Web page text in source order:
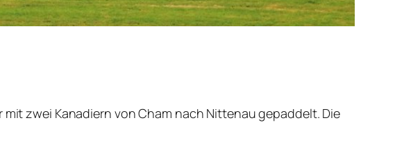
zwei Kanadiern von Cham nach Nittenau gepaddelt. Die